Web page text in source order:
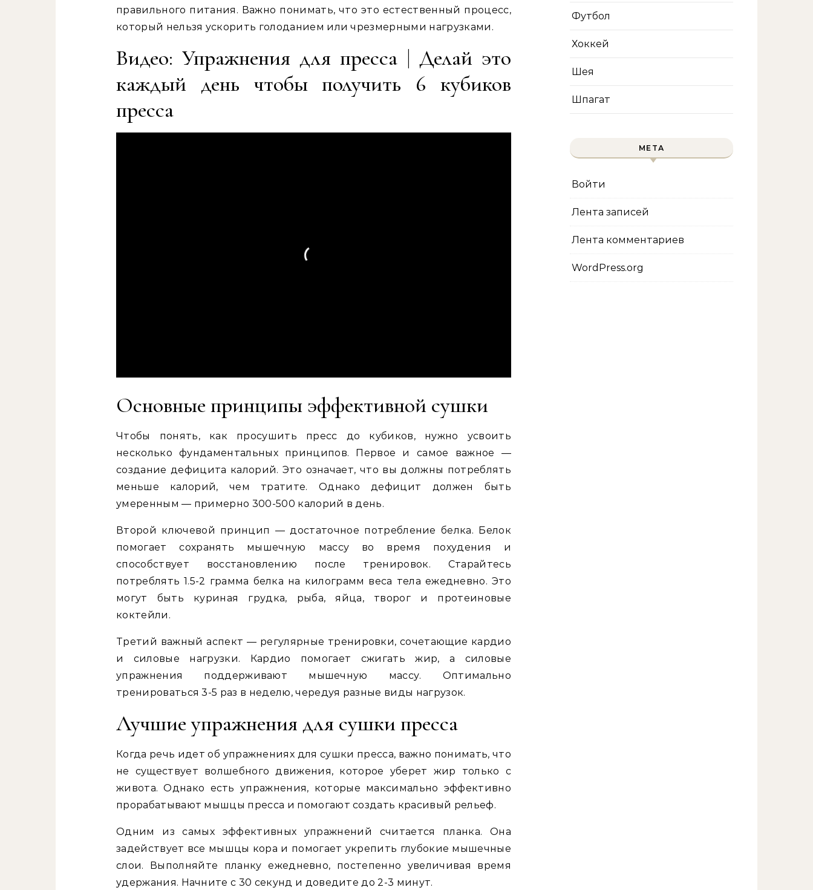
правильного питания. Важно понимать, что это естественный процесс,
который нельзя ускорить голоданием или чрезмерными нагрузками.
Видео: Упражнения для пресса | Делай это
каждый день чтобы получить 6 кубиков
пресса
Основные принципы эффективной сушки
Чтобы понять, как просушить пресс до кубиков, нужно усвоить
несколько фундаментальных принципов. Первое и самое важное —
создание дефицита калорий. Это означает, что вы должны потреблять
меньше калорий, чем тратите. Однако дефицит должен быть
умеренным — примерно 300-500 калорий в день.
Второй ключевой принцип — достаточное потребление белка. Белок
помогает сохранять мышечную массу во время похудения и
способствует восстановлению после тренировок. Старайтесь
потреблять 1.5-2 грамма белка на килограмм веса тела ежедневно. Это
могут быть куриная грудка, рыба, яйца, творог и протеиновые
коктейли.
Третий важный аспект — регулярные тренировки, сочетающие кардио
и силовые нагрузки. Кардио помогает сжигать жир, а силовые
упражнения поддерживают мышечную массу. Оптимально
тренироваться 3-5 раз в неделю, чередуя разные виды нагрузок.
Лучшие упражнения для сушки пресса
Когда речь идет об упражнениях для сушки пресса, важно понимать, что
не существует волшебного движения, которое уберет жир только с
живота. Однако есть упражнения, которые максимально эффективно
прорабатывают мышцы пресса и помогают создать красивый рельеф.
Одним из самых эффективных упражнений считается планка. Она
задействует все мышцы кора и помогает укрепить глубокие мышечные
слои. Выполняйте планку ежедневно, постепенно увеличивая время
удержания. Начните с 30 секунд и доведите до 2-3 минут.
Футбол
Хоккей
Шея
Шпагат
МЕТА
Войти
Лента записей
Лента комментариев
WordPress.org